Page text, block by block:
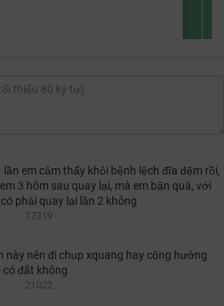
lần em cảm thấy khỏi bệnh lệch đĩa đệm rồi,
3 hôm sau quay lại, mà em bận quá, với
phải quay lại lần 2 không
17319
này nên đi chụp xquang hay cộng hưởng
có đắt không
21022